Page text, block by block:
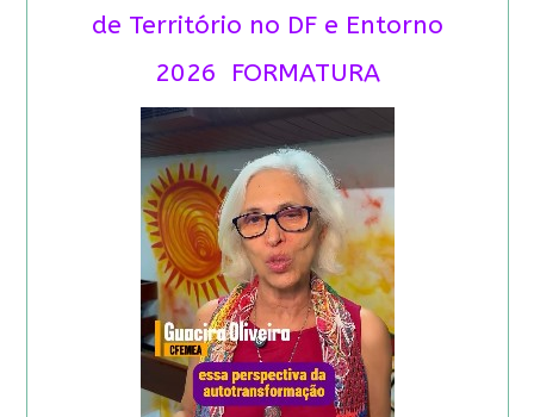
de Território no DF e Entorno
2026 FORMATURA